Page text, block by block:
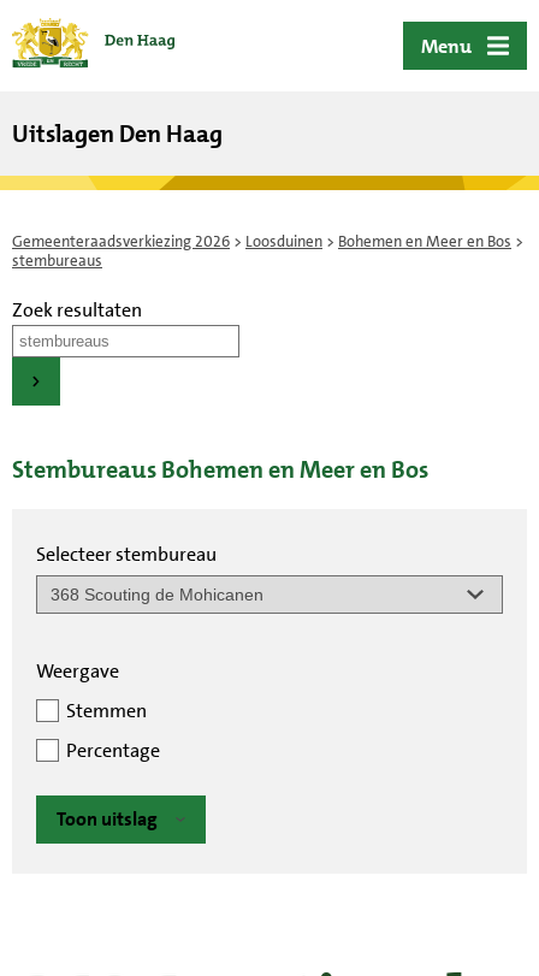
Menu
Uitslagen Den Haag
Gemeenteraadsverkiezing 2026 > Loosduinen > Bohemen en Meer en Bos >
stembureaus
Zoek resultaten
Stembureaus Bohemen en Meer en Bos
Selecteer stembureau
Weergave
Stemmen
Percentage
Toon uitslag